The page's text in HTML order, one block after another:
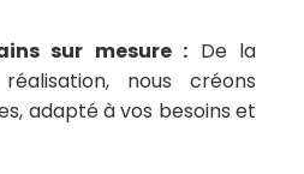
sur mesure : De la
nous créons
adapté à vos besoins et